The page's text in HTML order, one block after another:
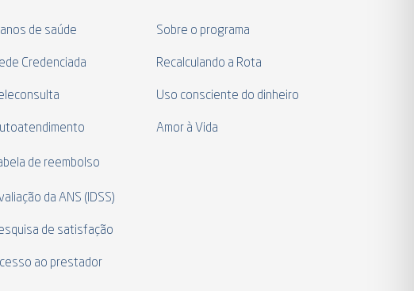
de saúde
Credenciada
de reembolso
da ANS (IDSS)
de satisfação
ao prestador
Sobre o programa
Recalculando a Rota
Uso consciente do dinheiro
Amor à Vida